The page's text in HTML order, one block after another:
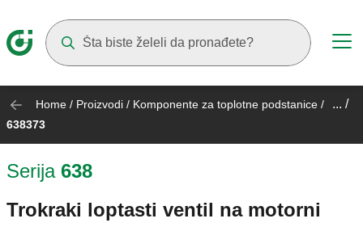
Home / Proizvodi / Komponente za toplotne podstanice / ... /
638373
Serija 638
Trokraki loptasti ventil na motorni